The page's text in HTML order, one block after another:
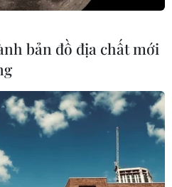
bản đồ địa chất mới